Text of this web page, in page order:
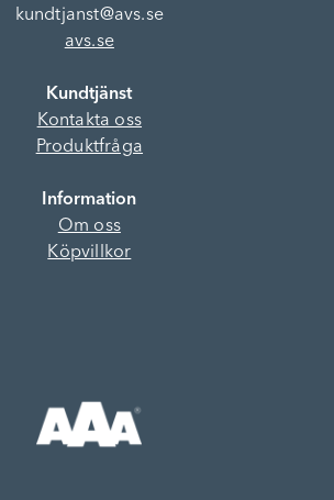
kundtjanst@avs.se
avs.se
Kundtjänst
Kontakta oss
Produktfråga
Information
Om oss
Köpvillkor